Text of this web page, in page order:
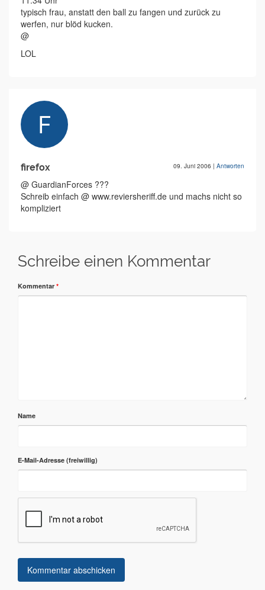
typisch frau, anstatt den ball zu fangen und zurück zu
werfen, nur blöd kucken.
@
LOL
firefox 09. Juni 2006 | Antworten
@ GuardianForces ???
Schreib einfach @ www.reviersheriff.de und machs nicht so
kompliziert
Schreibe einen Kommentar
Kommentar *
Name
E-Mail-Adresse